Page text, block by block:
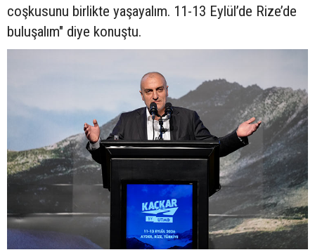
coşkusunu birlikte yaşayalım. 11-13 Eylül’de Rize’de
buluşalım" diye konuştu.